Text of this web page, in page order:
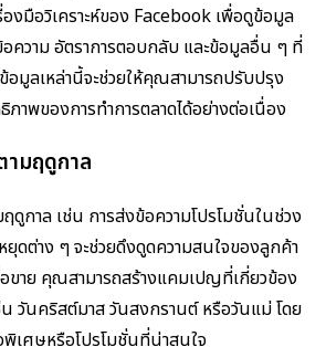
มือวิเคราะห์ของ Facebook เพื่อดูข้อมูล
อความ อัตราการตอบกลับ และข้อมูลอื่น ๆ ที่
ข้อมูลเหล่านี้จะช่วยให้คุณสามารถปรับปรุง
าพของการทำการตลาดได้อย่างต่อเนื่อง
มฤดูกาล
ดูกาล เช่น การส่งข้อความโปรโมชั่นในช่วง
ดต่าง ๆ จะช่วยดึงดูดความสนใจของลูกค้า
อขาย คุณสามารถสร้างแคมเปญที่เกี่ยวข้อง
วันคริสต์มาส วันสงกรานต์ หรือวันแม่ โดย
เศษหรือโปรโมชั่นที่น่าสนใจ